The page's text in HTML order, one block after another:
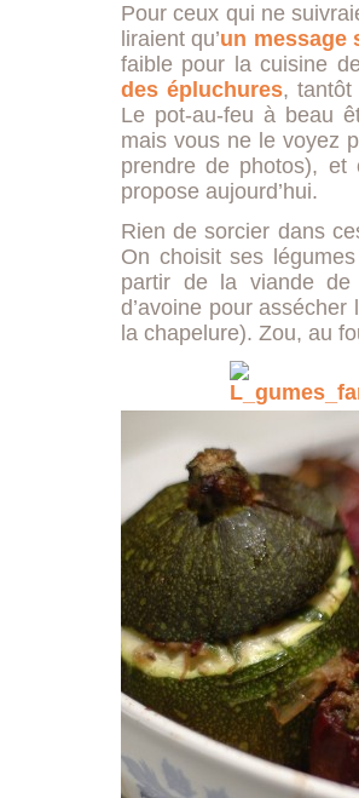
Pour ceux qui ne
liraient qu’un message
faible pour la cuisine
des épluchures,
Le pot-au-feu à beau
mais vous ne le voyez
prendre de photos), et
propose aujourd’hui.
Rien de sorcier dans
On choisit ses
partir de la viande de
d’avoine pour
la chapelure). Zou, au